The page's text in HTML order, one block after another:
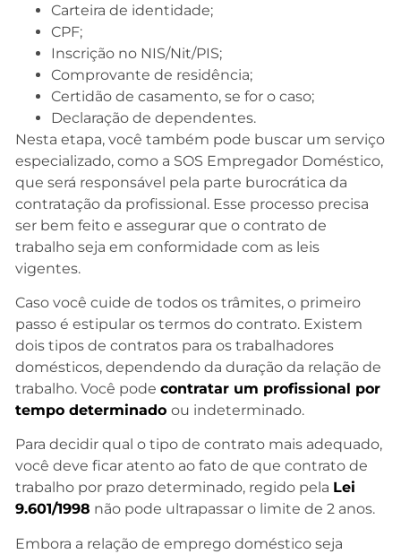
Carteira de identidade;
CPF;
Inscrição no NIS/Nit/PIS;
Comprovante de residência;
Certidão de casamento, se for o caso;
Declaração de dependentes.
Nesta etapa, você também pode buscar um serviço
especializado, como a SOS Empregador Doméstico,
que será responsável pela parte burocrática da
contratação da profissional. Esse processo precisa
ser bem feito e assegurar que o contrato de
trabalho seja em conformidade com as leis
vigentes.
Caso você cuide de todos os trâmites, o primeiro
passo é estipular os termos do contrato. Existem
dois tipos de contratos para os trabalhadores
domésticos, dependendo da duração da relação de
trabalho. Você pode contratar um profissional por
tempo determinado ou indeterminado.
Para decidir qual o tipo de contrato mais adequado,
você deve ficar atento ao fato de que contrato de
trabalho por prazo determinado, regido pela Lei
9.601/1998 não pode ultrapassar o limite de 2 anos.
Embora a relação de emprego doméstico seja